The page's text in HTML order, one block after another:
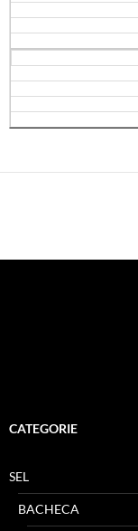
CATEGORIE
SEL
BACHECA